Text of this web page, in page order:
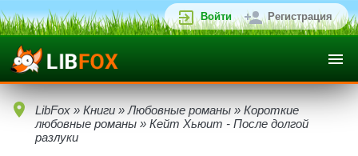
Войти Регистрация
LibFox » Книги » Любовные романы » Короткие
любовные романы » Кейт Хьюит - После долгой
разлуки